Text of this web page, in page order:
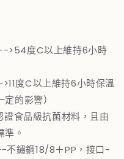
>54度C以上維持6小時
度C以上維持6小時保溫
的影響）
食品級抗菌材料，且由
。
不鏽鋼18/8＋PP，接口-